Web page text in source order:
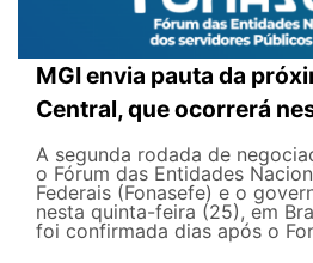
MGI envia pauta da
Central, que ocorrerá
A segunda rodada de
o Fórum das Entidades
Federais (Fonasefe) e o
nesta quinta-feira (25), em
foi confirmada dias após o